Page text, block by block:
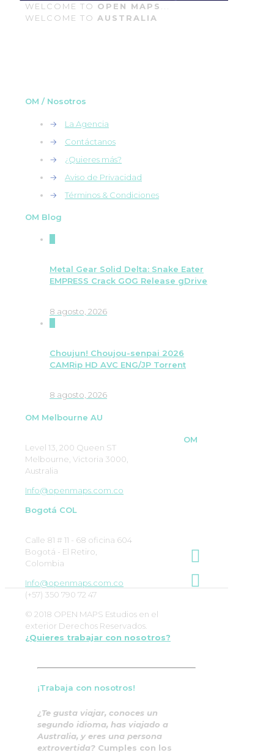
WELCOME TO OPEN MAPS
WELCOME TO AUSTRALIA
OM / Nosotros
→
La Agencia
→
Contáctanos
→
¿Quieres más?
→
Aviso de Privacidad
→
Términos & Condiciones
OM Blog
Metal Gear Solid Delta: Snake Eater
EMPRESS Crack GOG Release gDrive
8 agosto, 2026
Choujun! Choujou-senpai 2026
CAMRip HD AVC ENG/JP Torrent
8 agosto, 2026
OM Melbourne AU
Level 13, 200 Queen ST
Melbourne, Victoria 3000,
Australia
Info@openmaps.com.co
OM
Bogotá COL
Calle 81 # 11 - 68 oficina 604
Bogotá - El Retiro,
Colombia
Info@openmaps.com.co
(+57) 350 790 72 47
© 2018 OPEN MAPS Estudios en el
exterior Derechos Reservados.
¿Quieres trabajar con nosotros?
¡Trabaja con nosotros!
¿Te gusta viajar, conoces un
segundo idioma, has viajado a
Australia, y eres una persona
extrovertida? Cumples con los